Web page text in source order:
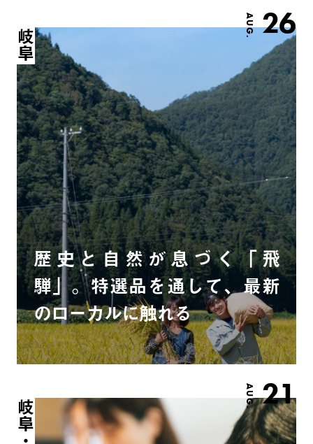
AUG. 26
岐阜
歴史と自然が息づく「飛
騨」。特選品を通して、最新
のローカルに触れる
AUG. 21